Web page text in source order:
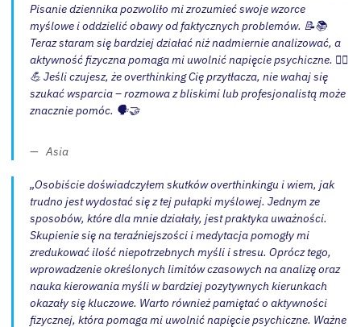
Pisanie dziennika pozwoliło mi zrozumieć swoje wzorce
myślowe i oddzielić obawy od faktycznych problemów. 📝📚
Teraz staram się bardziej działać niż nadmiernie analizować, a
aktywność fizyczna pomaga mi uwolnić napięcie psychiczne. 🏃‍♂️
💪 Jeśli czujesz, że overthinking Cię przytłacza, nie wahaj się
szukać wsparcia – rozmowa z bliskimi lub profesjonalistą może
znacznie pomóc. 🗣️🤝
Asia
„Osobiście doświadczyłem skutków overthinkingu i wiem, jak
trudno jest wydostać się z tej pułapki myślowej. Jednym ze
sposobów, które dla mnie działały, jest praktyka uważności.
Skupienie się na teraźniejszości i medytacja pomogły mi
zredukować ilość niepotrzebnych myśli i stresu. Oprócz tego,
wprowadzenie określonych limitów czasowych na analizę oraz
nauka kierowania myśli w bardziej pozytywnych kierunkach
okazały się kluczowe. Warto również pamiętać o aktywności
fizycznej, która pomaga mi uwolnić napięcie psychiczne. Ważne